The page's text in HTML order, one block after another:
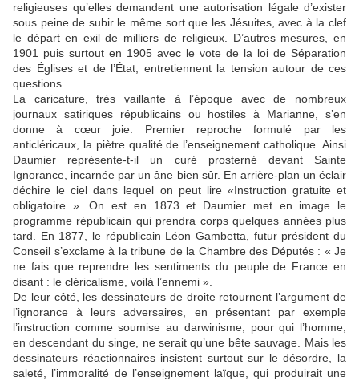
religieuses qu’elles demandent une autorisation légale d’exister
sous peine de subir le même sort que les Jésuites, avec à la clef
le départ en exil de milliers de religieux. D’autres mesures, en
1901 puis surtout en 1905 avec le vote de la loi de Séparation
des Églises et de l’État, entretiennent la tension autour de ces
questions.
La caricature, très vaillante à l’époque avec de nombreux
journaux satiriques républicains ou hostiles à Marianne, s’en
donne à cœur joie. Premier reproche formulé par les
anticléricaux, la piètre qualité de l’enseignement catholique. Ainsi
Daumier représente-t-il un curé prosterné devant Sainte
Ignorance, incarnée par un âne bien sûr. En arrière-plan un éclair
déchire le ciel dans lequel on peut lire «Instruction gratuite et
obligatoire ». On est en 1873 et Daumier met en image le
programme républicain qui prendra corps quelques années plus
tard. En 1877, le républicain Léon Gambetta, futur président du
Conseil s’exclame à la tribune de la Chambre des Députés : « Je
ne fais que reprendre les sentiments du peuple de France en
disant : le cléricalisme, voilà l’ennemi ».
De leur côté, les dessinateurs de droite retournent l’argument de
l’ignorance à leurs adversaires, en présentant par exemple
l’instruction comme soumise au darwinisme, pour qui l’homme,
en descendant du singe, ne serait qu’une bête sauvage. Mais les
dessinateurs réactionnaires insistent surtout sur le désordre, la
saleté, l’immoralité de l’enseignement laïque, qui produirait une